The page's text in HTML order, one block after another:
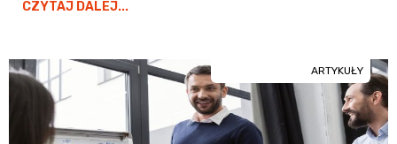
CZYTAJ DALEJ...
ARTYKUŁY